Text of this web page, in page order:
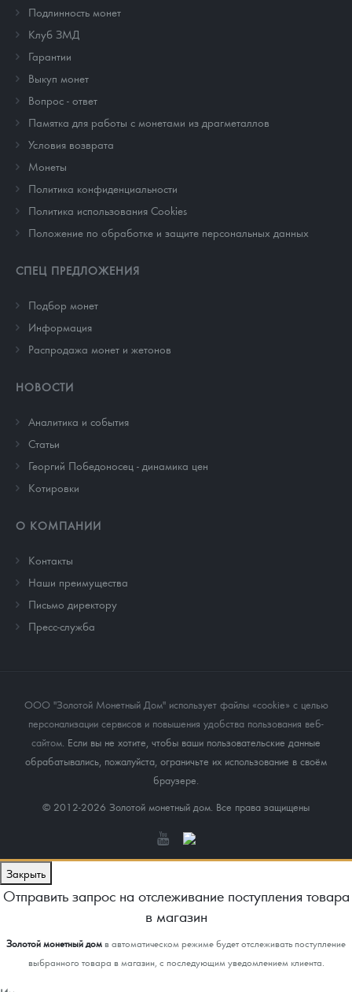
Подлинность монет
Клуб ЗМД
Гарантии
Выкуп монет
Вопрос - ответ
Памятка для работы с монетами из драгметаллов
Условия возврата
Монеты
Политика конфиденциальности
Политика использования Cookies
Положение по обработке и защите персональных данных
СПЕЦ ПРЕДЛОЖЕНИЯ
Подбор монет
Информация
Распродажа монет и жетонов
НОВОСТИ
Аналитика и события
Cтатьи
Георгий Победоносец - динамика цен
Котировки
О КОМПАНИИ
Контакты
Наши преимущества
Письмо директору
Пресс-служба
ООО "Золотой Монетный Дом" использует файлы «cookie» с целью
персонализации сервисов и повышения удобства пользования веб-
сайтом . Если вы не хотите, чтобы ваши пользовательские данные
обрабатывались, пожалуйста, ограничьте их использование в своём
браузере.
© 2012-2026 Золотой монетный дом. Все права защищены
Закрыть
Отправить запрос на отслеживание поступления товара
в магазин
Золотой монетный домв автоматическом режиме будет отслеживать поступление
выбранного товара в магазин, с последующим уведомлением клиента.